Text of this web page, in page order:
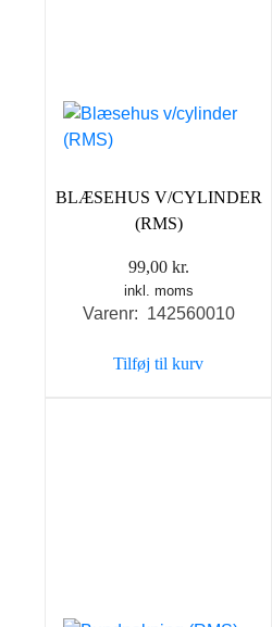
BLÆSEHUS V/CYLINDER
(RMS)
99,00 kr.
inkl. moms
Varenr: 142560010
Tilføj til kurv